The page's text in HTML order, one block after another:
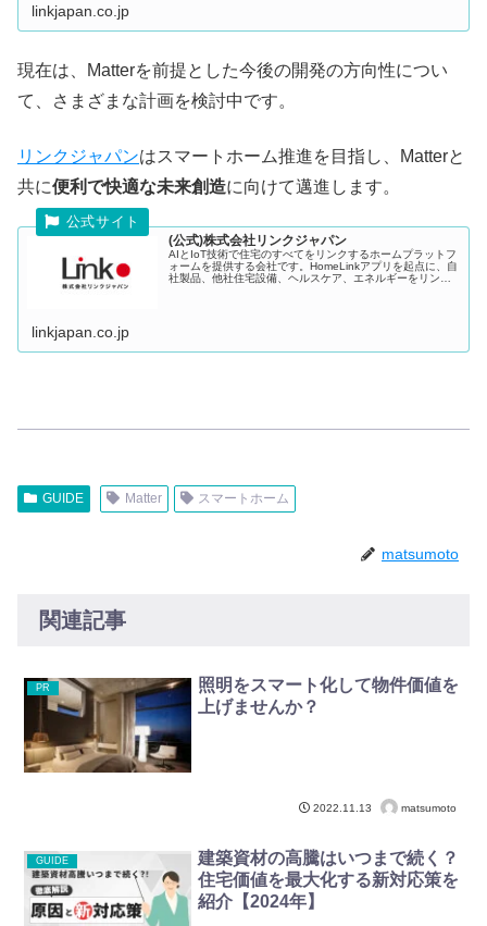
linkjapan.co.jp
現在は、Matterを前提とした今後の開発の方向性につい
て、さまざまな計画を検討中です。
リンクジャパンはスマートホーム推進を目指し、Matterと
共に便利で快適な未来創造に向けて邁進します。
(公式)株式会社リンクジャパン
AIとIoT技術で住宅のすべてをリンクするホームプラットフ
ォームを提供する会社です。HomeLinkアプリを起点に、自
社製品、他社住宅設備、ヘルスケア、エネルギーをリンク
linkjapan.co.jp
GUIDE Matter スマートホーム
matsumoto
関連記事
PR
照明をスマート化して物件価値を
上げませんか？
2022.11.13 matsumoto
GUIDE
建築資材の高騰はいつまで続く？
住宅価値を最大化する新対応策を
紹介【2024年】